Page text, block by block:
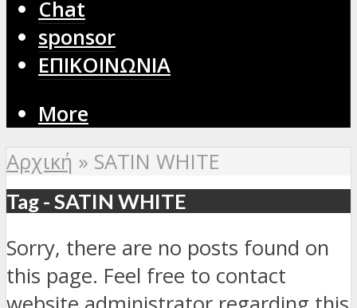
Chat
sponsor
ΕΠΙΚΟΙΝΩΝΙΑ
More
Αρχική » SATIN WHITE
Tag - SATIN WHITE
Sorry, there are no posts found on
this page. Feel free to contact